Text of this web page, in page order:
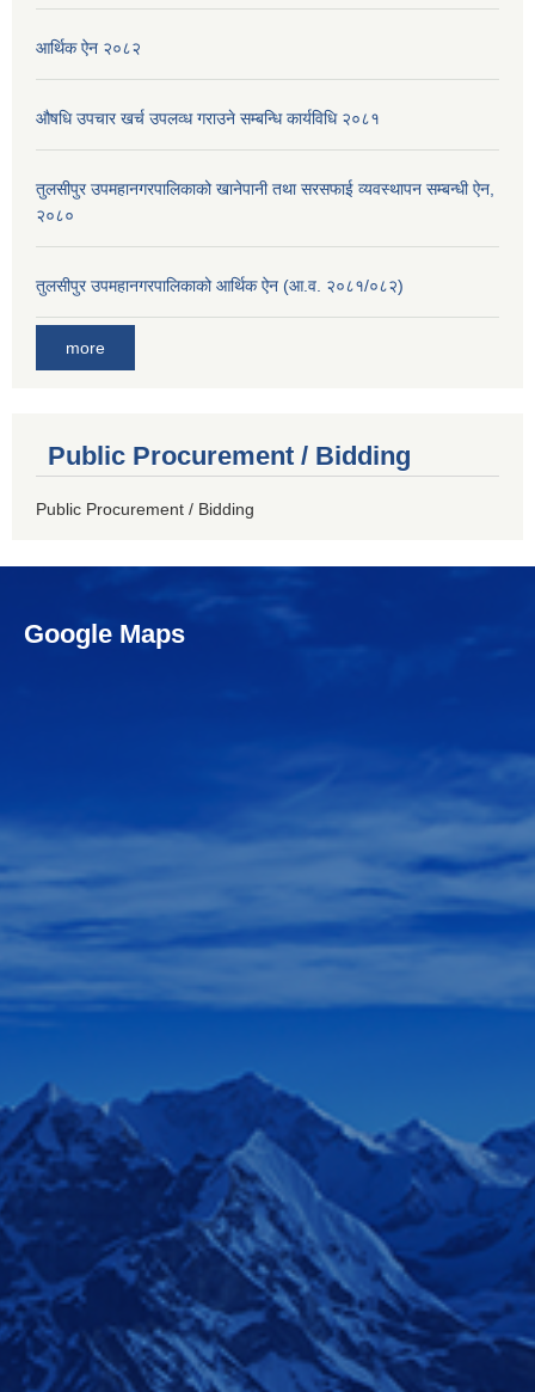
आर्थिक ऐन २०८२
औषधि उपचार खर्च उपलव्ध गराउने सम्बन्धि कार्यविधि २०८१
तुलसीपुर उपमहानगरपालिकाको खानेपानी तथा सरसफाई व्यवस्थापन सम्बन्धी ऐन,
२०८०
तुलसीपुर उपमहानगरपालिकाको आर्थिक ऐन (आ.व. २०८१/०८२)
more
Public Procurement / Bidding
Public Procurement / Bidding
Google Maps